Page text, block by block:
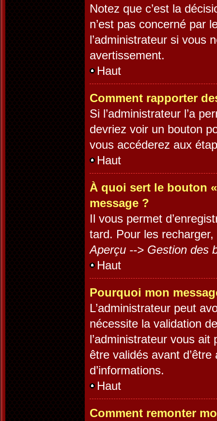
Notez que c’est la
n’est pas concerné par
l’administrateur si vous
avertissement.
Haut
Comment rapporter
Si l’administrateur l’a
devriez voir un bouton
vous accéderez aux
Haut
À quoi sert le bouton
message ?
Il vous permet
tard. Pour les
Aperçu --> Gestion des
Haut
Pourquoi mon
L’administrateur peut
nécessite la validation
l’administrateur vous
être validés avant
d’informations.
Haut
Comment remonter